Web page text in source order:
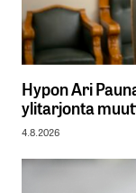
Hypon Ari
ylitarjonta
4.8.2026